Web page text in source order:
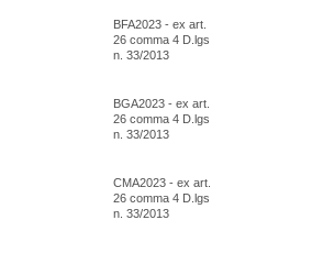
BFA2023 - ex art.
26 comma 4 D.lgs
n. 33/2013
BGA2023 - ex art.
26 comma 4 D.lgs
n. 33/2013
CMA2023 - ex art.
26 comma 4 D.lgs
n. 33/2013